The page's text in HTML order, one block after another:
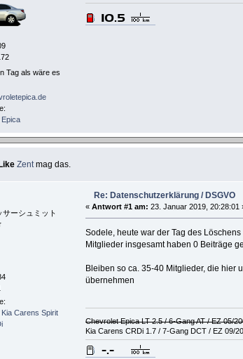
Tag als wäre es
Zentmag das.
サーシュミット
Re: Datenschutzerklärung / DSGVO
« Antwort #1 am: 23. Januar 2019, 20:28:01
Sodele, heute war der Tag des
Mitglieder insgesamt haben 0 Beiträge
Bleiben so ca. 35-40 Mitglieder, die hier
übernehmen
Chevrolet Epica LT 2.5 / 6-Gang AT / EZ 05/
Kia Carens CRDi 1.7 / 7-Gang DCT / EZ 09/